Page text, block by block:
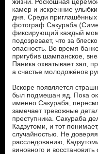
камер и искренние
дня. Среди
фотограф Сакураба
фиксирующий каждый
подозревает, что за
опасность. Во время
пригубив шампанское,
Паника охватывает зал,
а счастье молодожёнов
Вскоре появляется
был подмешан яд. Пока
именно Сакураба,
замечает тревожные
преступника. Сакураба
Кадзутоми, и тот
случайностью. Не
расследованию,
виновного и